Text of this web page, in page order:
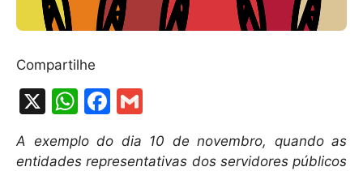
Compartilhe
X
W
h
at
F
c
m
ai
A exemplo do dia 10 de novembro, quando as
entidades representativas dos servidores públicos